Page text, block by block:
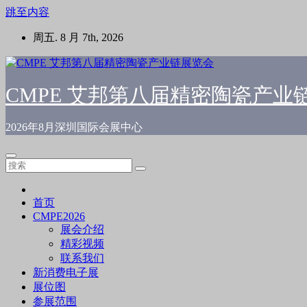
跳至内容
周五. 8 月 7th, 2026
CMPE 艾邦第八届精密陶瓷产业
2026年8月深圳国际会展中心
首页
CMPE2026
展会介绍
精彩视频
联系我们
新消费电子展
展位图
参展范围